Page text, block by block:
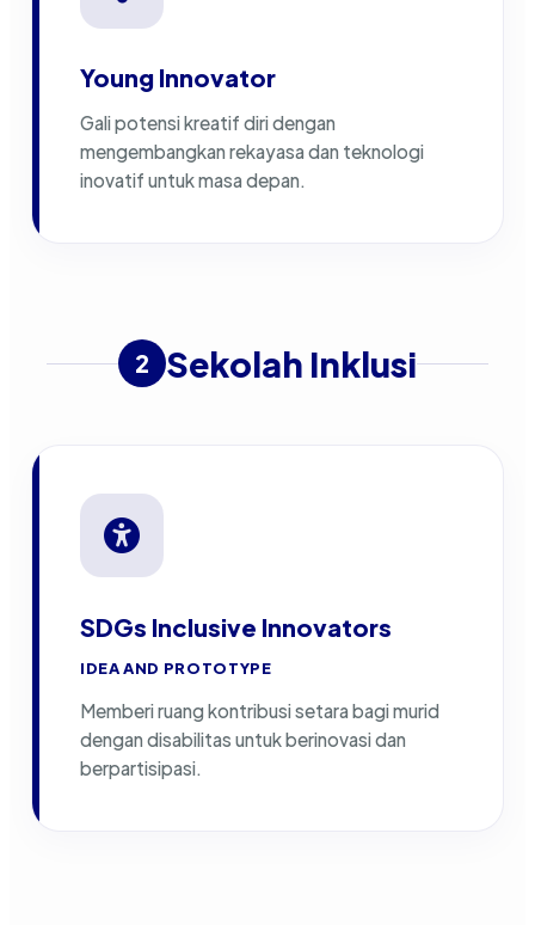
Young Innovator
Gali potensi kreatif diri dengan
mengembangkan rekayasa dan teknologi
inovatif untuk masa depan.
2 Sekolah Inklusi
SDGs Inclusive Innovators
IDEA AND PROTOTYPE
Memberi ruang kontribusi setara bagi murid
dengan disabilitas untuk berinovasi dan
berpartisipasi.